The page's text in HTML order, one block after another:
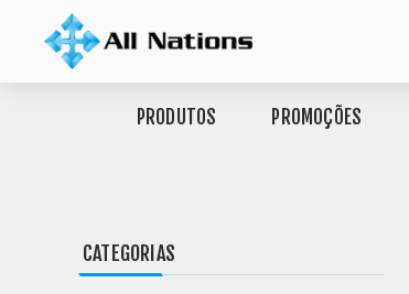
PRODUTOS PROMOÇÕES
CATEGORIAS